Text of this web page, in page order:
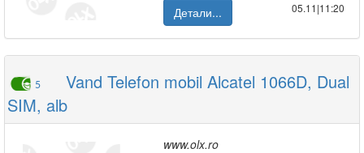
Детали...
05.11|11:20
5
Vand Telefon mobil Alcatel 1066D, Dual
SIM, alb
www.olx.ro